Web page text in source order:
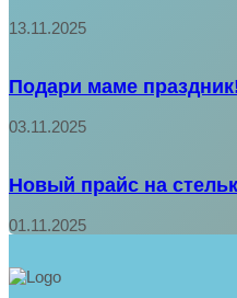
13.11.2025
Подари маме
03.11.2025
Новый прайс на
01.11.2025